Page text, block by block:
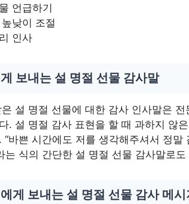
언급하기
낮이 조절
인사
보내는 설 명절 선물 감사말
설 명절 선물에 대한 감사 인사말은
. 설 명절 감사 표현을 할 때 과하지 않
“바쁜 시간에도 저를 생각해주셔서 정말
는 식의 간단한 설 명절 선물 감사말로
게 보내는 설 명절 선물 감사 메시